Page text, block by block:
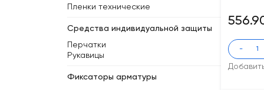
Пленки технические
Средства индивидуальной защиты
Перчатки
Рукавицы
Фиксаторы арматуры
-